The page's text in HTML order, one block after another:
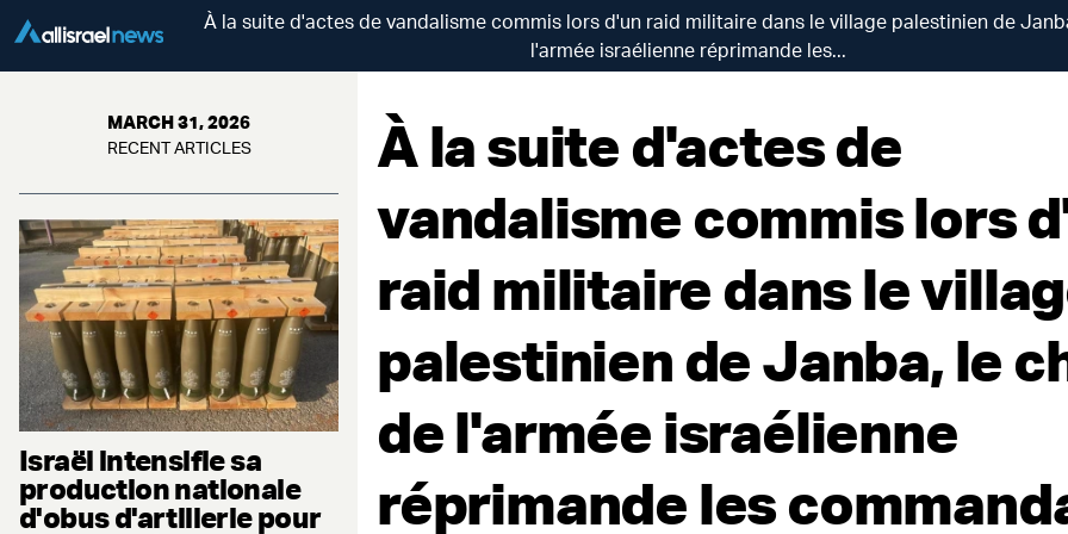
À la suite d'actes de vandalisme commis lors d'un raid militaire dans le village palestinien de
l'armée israélienne réprimande les...
MARCH 31, 2026
RECENT ARTICLES
Israël intensifie sa
production nationale
d'obus d'artillerie pour
À la suite d'actes de
vandalisme commis lors
raid militaire dans le
palestinien de Janba, le
de l'armée israélienne
réprimande les